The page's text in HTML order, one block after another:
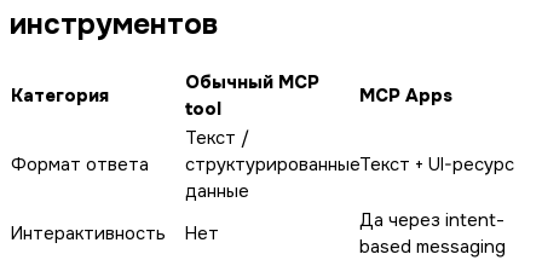
инструментов
Категория
Обычный MCP
tool
MCP Apps
Формат ответа
Текст /
структурированные
данные
Текст + UI-ресурс
Интерактивность Нет
Да через intent-
based messaging